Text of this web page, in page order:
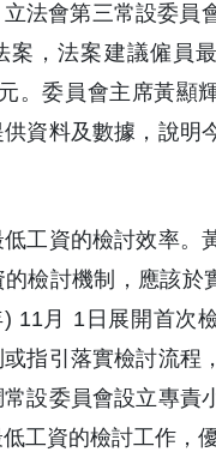
法會第三常設委員
案，法案建議僱員
。委員會主席黃顯
資料及數據，說明
工資的檢討效率。
檢討機制，應該於
11月 1日展開首次
指引落實檢討流程
設委員會設立專責
工資的檢討工作，